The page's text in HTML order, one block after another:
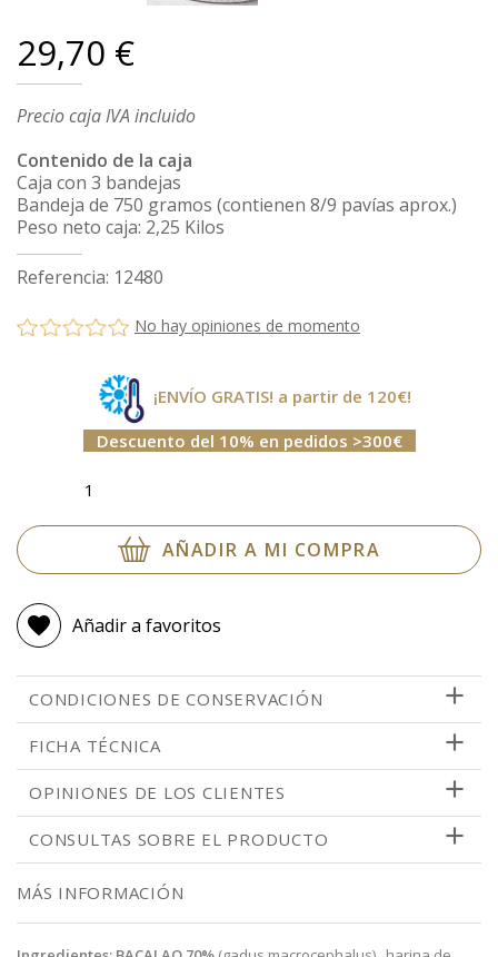
29,70 €
Precio caja IVA incluido
Contenido de la caja
Caja con 3 bandejas
Bandeja de 750 gramos (contienen 8/9 pavías aprox.)
Peso neto caja: 2,25 Kilos
Referencia: 12480
No hay opiniones de momento
¡ENVÍO GRATIS! a partir de 120€!
Descuento del 10% en pedidos >300€
AÑADIR A MI COMPRA
favorite Añadir a favoritos
CONDICIONES DE CONSERVACIÓN
FICHA TÉCNICA
OPINIONES DE LOS CLIENTES
CONSULTAS SOBRE EL PRODUCTO
MÁS INFORMACIÓN